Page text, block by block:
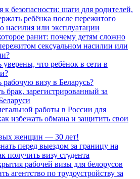
к безопасности: шаги для родителей,
ребёнка после пережитого
насилия или эксплуатации
ранит: почему детям сложно
сексуальном насилии или
уверены, что ребёнок в сети в
рабочую визу в Беларусь?
брак, зарегистрированный за
работы в России для
избежать обмана и защитить свои
женщин — 30 лет!
перед выездом за границу на
получить визу студента
рабочей визы для белорусов
агентство по трудоустройству за